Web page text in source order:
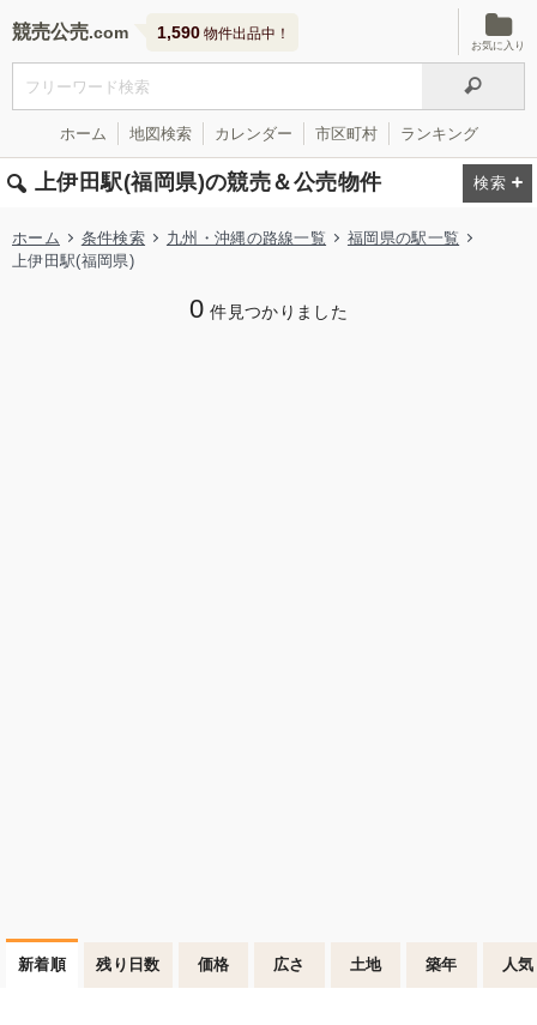
競売公売 1,590 物件出品中！
お気に入り
ホーム 地図検索 カレンダー 市区町村 ランキング
上伊田駅(福岡県)の競売＆公売物件
ホーム 条件検索 九州・沖縄の路線一覧
福岡県の駅一覧
上伊田駅(福岡県)
0 件見つかりました
新着順 残り日数 価格 広さ 土地 築年 人気